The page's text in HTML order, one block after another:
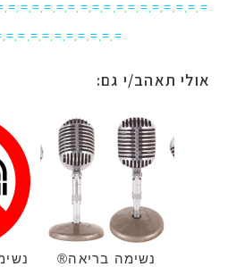
אולי תאהב/י גם:
נשימה בריאה®